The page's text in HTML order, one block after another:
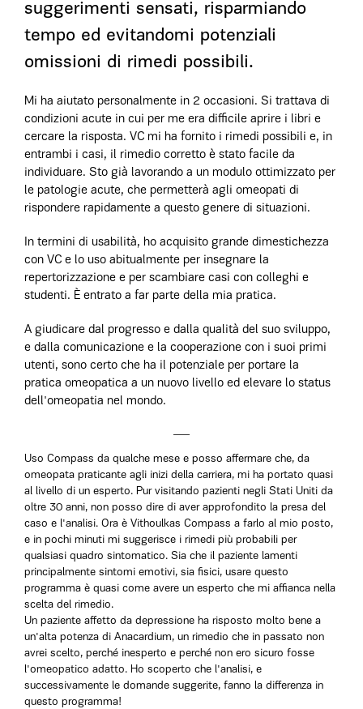
suggerimenti sensati, risparmiando
tempo ed evitandomi potenziali
omissioni di rimedi possibili.
Mi ha aiutato personalmente in 2 occasioni. Si trattava di
condizioni acute in cui per me era difficile aprire i libri e
cercare la risposta. VC mi ha fornito i rimedi possibili e, in
entrambi i casi, il rimedio corretto è stato facile da
individuare. Sto già lavorando a un modulo ottimizzato per
le patologie acute, che permetterà agli omeopati di
rispondere rapidamente a questo genere di situazioni.
In termini di usabilità, ho acquisito grande dimestichezza
con VC e lo uso abitualmente per insegnare la
repertorizzazione e per scambiare casi con colleghi e
studenti. È entrato a far parte della mia pratica.
A giudicare dal progresso e dalla qualità del suo sviluppo,
e dalla comunicazione e la cooperazione con i suoi primi
utenti, sono certo che ha il potenziale per portare la
pratica omeopatica a un nuovo livello ed elevare lo status
dell'omeopatia nel mondo.
Uso Compass da qualche mese e posso affermare che, da
omeopata praticante agli inizi della carriera, mi ha portato quasi
al livello di un esperto. Pur visitando pazienti negli Stati Uniti da
oltre 30 anni, non posso dire di aver approfondito la presa del
caso e l'analisi. Ora è Vithoulkas Compass a farlo al mio posto,
e in pochi minuti mi suggerisce i rimedi più probabili per
qualsiasi quadro sintomatico. Sia che il paziente lamenti
principalmente sintomi emotivi, sia fisici, usare questo
programma è quasi come avere un esperto che mi affianca nella
scelta del rimedio.
Un paziente affetto da depressione ha risposto molto bene a
un'alta potenza di Anacardium, un rimedio che in passato non
avrei scelto, perché inesperto e perché non ero sicuro fosse
l'omeopatico adatto. Ho scoperto che l'analisi, e
successivamente le domande suggerite, fanno la differenza in
questo programma!